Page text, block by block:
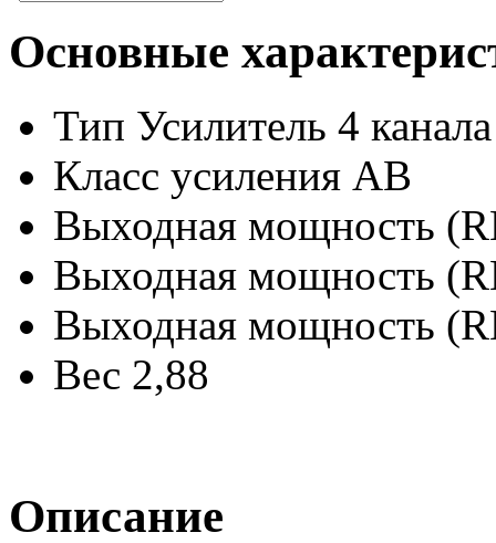
Основные
Тип Усилитель 4 канала
Класс усиления AB
Выходная мощность
Выходная мощность
Выходная мощность
Вес 2,88
Описание